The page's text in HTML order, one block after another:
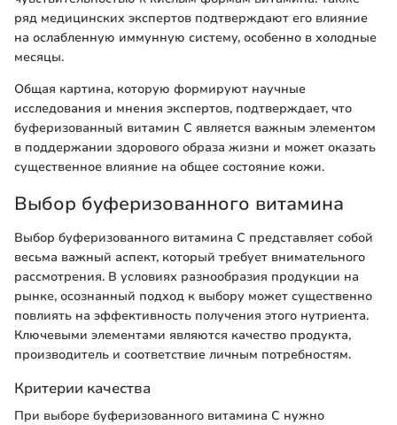
ряд медицинских экспертов подтверждают его влияние
на ослабленную иммунную систему, особенно в холодные
месяцы.
Общая картина, которую формируют научные
исследования и мнения экспертов, подтверждает, что
буферизованный витамин C является важным элементом
в поддержании здорового образа жизни и может оказать
существенное влияние на общее состояние кожи.
Выбор буферизованного витамина
Выбор буферизованного витамина C представляет собой
весьма важный аспект, который требует внимательного
рассмотрения. В условиях разнообразия продукции на
рынке, осознанный подход к выбору может существенно
повлиять на эффективность получения этого нутриента.
Ключевыми элементами являются качество продукта,
производитель и соответствие личным потребностям.
Критерии качества
При выборе буферизованного витамина C нужно